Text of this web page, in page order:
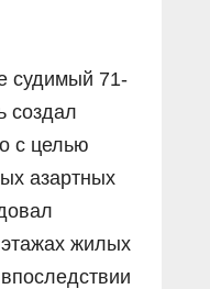
судимый 71-
создал
с целью
азартных
жилых